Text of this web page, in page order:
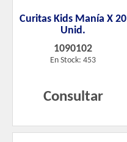
Curitas Kids Manía X 20
Unid.
1090102
En Stock: 453
Consultar